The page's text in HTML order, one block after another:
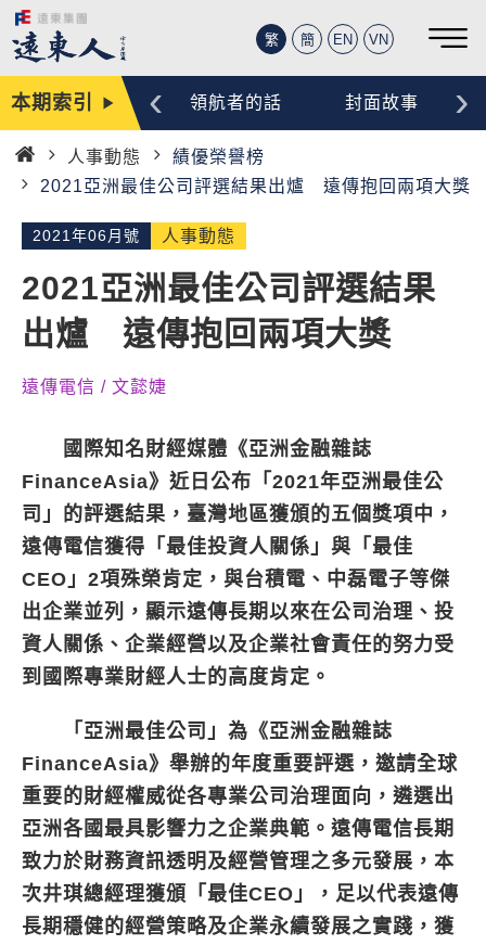
繁 簡 EN VN
本期索引編輯手記 領航者的話 封面故事
‹ ›
首
人事動態
績優榮譽榜
2021亞洲最佳公司評選結果出爐 遠傳抱回兩項大獎
2021年06月號 人事動態
2021亞洲最佳公司評選結果
出爐 遠傳抱回兩項大獎
遠傳電信 / 文懿婕
國際知名財經媒體《亞洲金融雜誌
FinanceAsia》近日公布「2021年亞洲最佳公
司」的評選結果，臺灣地區獲頒的五個獎項中，
遠傳電信獲得「最佳投資人關係」與「最佳
CEO」2項殊榮肯定，與台積電、中磊電子等傑
出企業並列，顯示遠傳長期以來在公司治理、投
資人關係、企業經營以及企業社會責任的努力受
到國際專業財經人士的高度肯定。
「亞洲最佳公司」為《亞洲金融雜誌
FinanceAsia》舉辦的年度重要評選，邀請全球
重要的財經權威從各專業公司治理面向，遴選出
亞洲各國最具影響力之企業典範。遠傳電信長期
致力於財務資訊透明及經營管理之多元發展，本
次井琪總經理獲頒「最佳CEO」，足以代表遠傳
長期穩健的經營策略及企業永續發展之實踐，獲